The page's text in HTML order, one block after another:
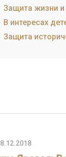
Защита жизни
В интересах
Защита